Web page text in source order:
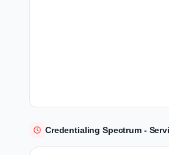
Credentialing Spectrum -